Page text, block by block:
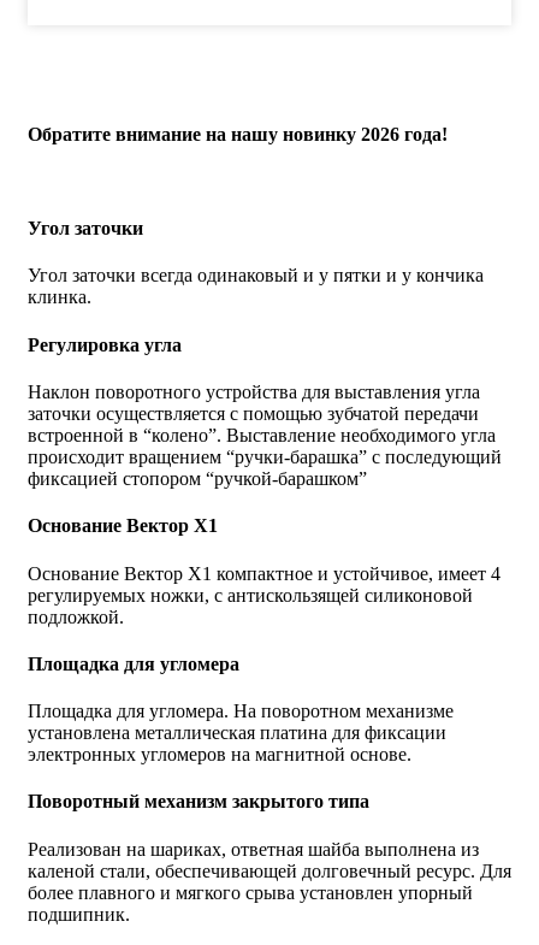
Обратите внимание на нашу новинку 2026 года!
Угол заточки
Угол заточки всегда одинаковый и у пятки и у кончика
клинка.
Регулировка угла
Наклон поворотного устройства для выставления угла
заточки осуществляется с помощью зубчатой передачи
встроенной в “колено”. Выставление необходимого угла
происходит вращением “ручки-барашка” с последующий
фиксацией стопором “ручкой-барашком”
Основание Вектор Х1
Основание Вектор Х1 компактное и устойчивое, имеет 4
регулируемых ножки, с антискользящей силиконовой
подложкой.
Площадка для угломера
Площадка для угломера. На поворотном механизме
установлена металлическая платина для фиксации
электронных угломеров на магнитной основе.
Поворотный механизм закрытого типа
Реализован на шариках, ответная шайба выполнена из
каленой стали, обеспечивающей долговечный ресурс. Для
более плавного и мягкого срыва установлен упорный
подшипник.